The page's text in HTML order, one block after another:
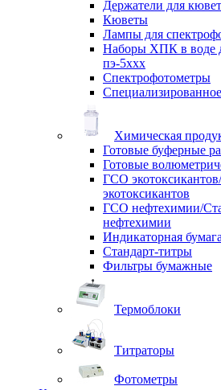
Держатели для
Кюветы
Лампы для
Наборы ХПК в воде
пэ-5ххх
Спектрофотометры
Химическая
Готовые буферные
Готовые
ГСО
экотоксикантов
ГСО нефтехимии/
нефтехимии
Индикаторная бумага
Стандарт-титры
Фильтры бумажные
Термоблоки
Титраторы
Фотометры